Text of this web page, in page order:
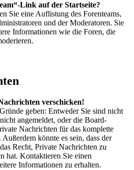
Link auf der Startseite?
Sie eine Auflistung des Forenteams,
und der Moderatoren. Sie
Informationen wie die Foren, die
verschicken!
geben: Entweder Sie sind nicht
angemeldet, oder die Board-
Nachrichten für das komplette
Außerdem könnte es sein, dass der
Recht, Private Nachrichten zu
hat. Kontaktieren Sie einen
Informationen zu erhalten.